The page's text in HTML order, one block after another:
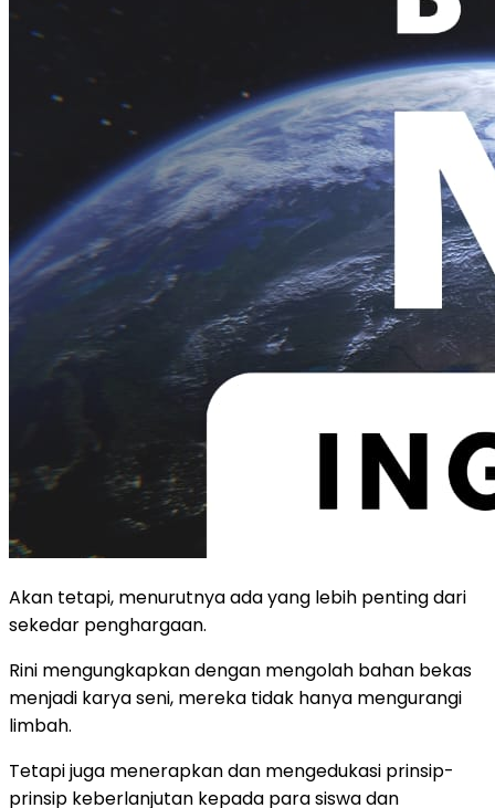
Akan tetapi, menurutnya ada yang lebih penting dari
sekedar penghargaan.
Rini mengungkapkan dengan mengolah bahan bekas
menjadi karya seni, mereka tidak hanya mengurangi
limbah.
Tetapi juga menerapkan dan mengedukasi prinsip-
prinsip keberlanjutan kepada para siswa dan